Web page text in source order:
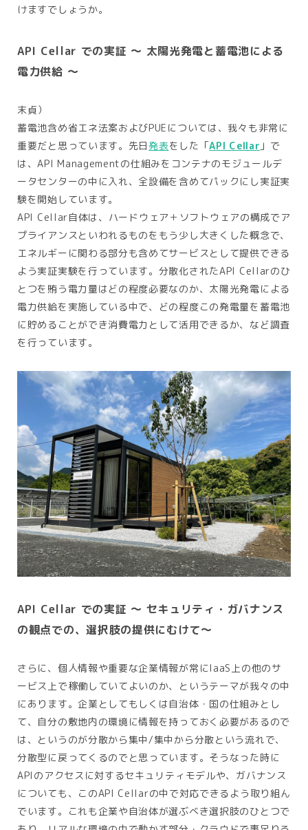
けますでしょうか。
API Cellar での実証 ～ 太陽光発電と蓄電池による
電力供給 ～
末貞）
蓄電池含め省エネ法案およびPUEについては、我々も非常に
重要だと思っています。先日 発表をした「API Cellar 」で
は、API Managementの仕組みをコンテナのモジュールデ
ータセンターの中に入れ、全設備を含めてパックにし実証実
験を開始しています。
API Cellar自体は、ハードウェア＋ソフトウェアの構成でア
プライアンスといわれるものをもう少し大きくした概念で、
エネルギーに関わる部分も含めてサービスとして提供できる
よう実証実験を行っています。分散化されたAPI Cellarのひ
とつを賄う電力量はどの程度必要なのか、太陽光発電による
電力供給を実施している中で、どの程度この発電量を蓄電池
に貯めることができ消費電力として活用できるか、など調査
を行っています。
API Cellar での実証 ～ セキュリティ・ガバナンス
の観点での、選択肢の提供にむけて～
さらに、個人情報や重要な企業情報が常にIaaS上の他のサ
ービス上で稼働していてよいのか、というテーマが我々の中
にあります。企業としてもしくは自治体・国の仕組みとし
て、自分の敷地内の環境に情報を持っておく必要があるので
は、というのが分散から集中/集中から分散という流れで、
分散型に戻ってくるのでと思っています。そうなった時に
APIのアクセスに対するセキュリティモデルや、ガバナンス
についても、このAPI Cellarの中で対応できるよう取り組ん
でいます。これも企業や自治体が選ぶべき選択肢のひとつで